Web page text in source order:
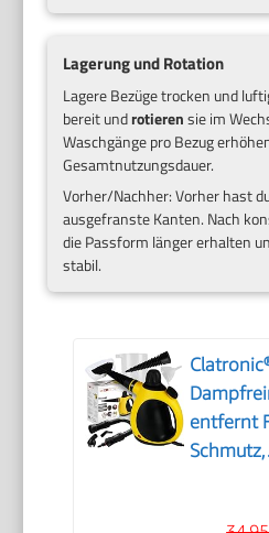
Lagerung und Rotation
Lagere Bezüge trocken und
bereit undrotierensie im
Waschgänge pro Bezug
Gesamtnutzungsdauer.
Vorher/Nachher: Vorher hast
ausgefranste Kanten. Nach
die Passform länger erhalten
stabil.
entfernt
Schmutz,